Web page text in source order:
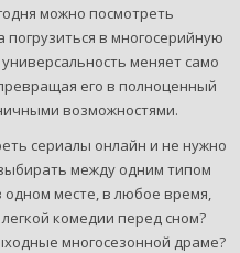
можно посмотреть
погрузиться в многосерийную
меняет само
его в полноценный
возможностями.
сериалы онлайн и не нужно
между одним типом
одном месте, в любое время,
комедии перед сном?
многосезонной драме?